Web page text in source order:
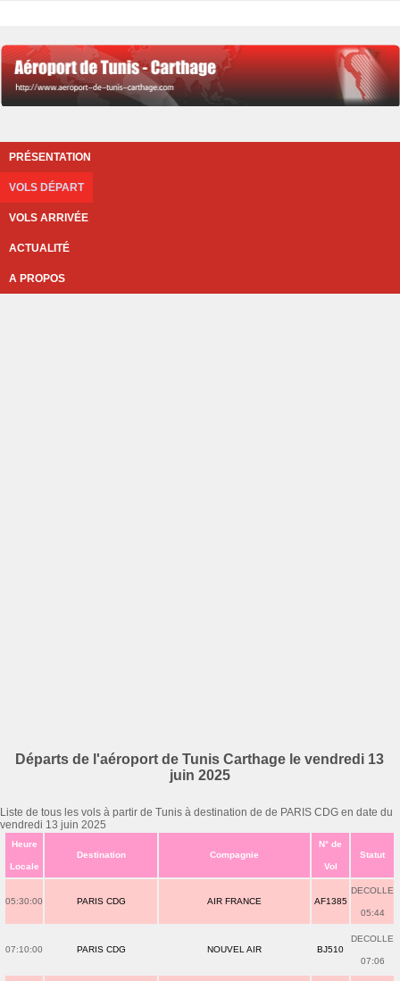
PRÉSENTATION
VOLS DÉPART
VOLS ARRIVÉE
ACTUALITÉ
A PROPOS
Départs de l'aéroport de Tunis Carthage le vendredi 13
juin 2025
Liste de tous les vols à partir de Tunis à destination de de PARIS CDG en date du
vendredi 13 juin 2025
Heure
Locale
Destination Compagnie
N° de
Vol
Statut
05:30:00 PARIS CDG AIR FRANCE AF1385
DECOLLE
05:44
07:10:00 PARIS CDG NOUVEL AIR BJ510
DECOLLE
07:06